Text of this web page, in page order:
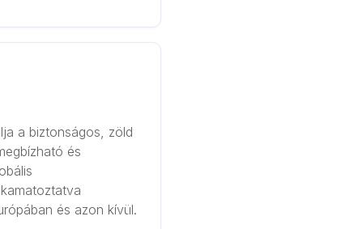
a biztonságos, zöld
és
és azon kívül.